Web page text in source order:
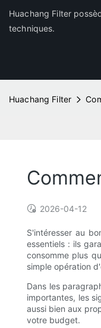
Huachang Filter
techniques.
Huachang Filter
2026-04-12
S'intéresser au
essentiels : ils
consomme plus
simple opération
Dans les
importantes, les
aussi bien aux
votre budget.